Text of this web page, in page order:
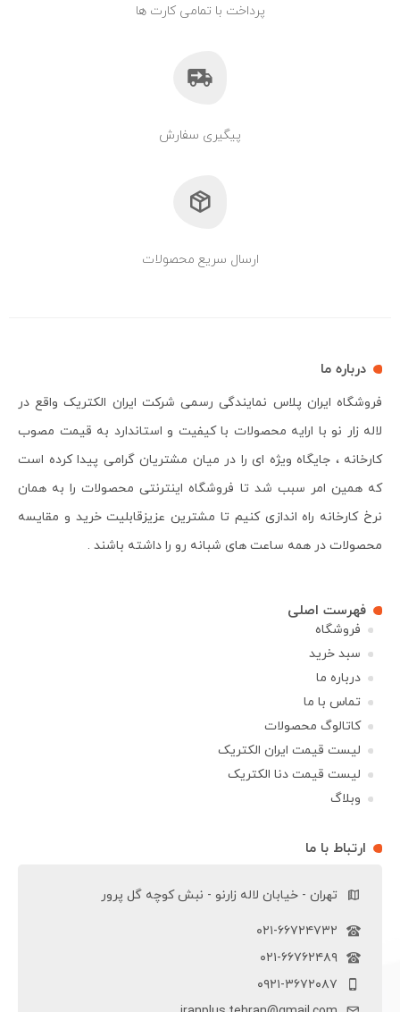
پرداخت با تمامی کارت ها
پیگیری سفارش
ارسال سریع محصولات
درباره ما
فروشگاه ایران پلاس نمایندگی رسمی شرکت ایران الکتریک واقع در
لاله زار نو با ارایه محصولات با کیفیت و استاندارد به قیمت مصوب
کارخانه ، جایگاه ویژه ای را در میان مشتریان گرامی پیدا کرده است
که همین امر سبب شد تا فروشگاه اینترنتی محصولات را به همان
نرخ کارخانه راه اندازی کنیم تا مشترین عزیزقابلیت خرید و مقایسه
محصولات در همه ساعت های شبانه رو را داشته باشند .
فهرست اصلی
فروشگاه
سبد خرید
درباره ما
تماس با ما
کاتالوگ محصولات
لیست قیمت ایران الکتریک
لیست قیمت دنا الکتریک
وبلاگ
ارتباط با ما
تهران - خیابان لاله زارنو - نبش کوچه گل پرور
۰۲۱-۶۶۷۲۴۷۳۲
۰۲۱-۶۶۷۶۲۴۸۹
۰۹۲۱-۳۶۷۲۰۸۷